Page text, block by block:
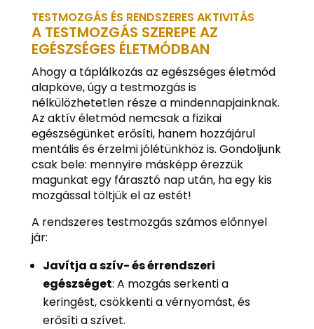
TESTMOZGÁS ÉS RENDSZERES AKTIVITÁS
A TESTMOZGÁS SZEREPE AZ
EGÉSZSÉGES ÉLETMÓDBAN
Ahogy a táplálkozás az egészséges életmód
alapköve, úgy a testmozgás is
nélkülözhetetlen része a mindennapjainknak.
Az aktív életmód nemcsak a fizikai
egészségünket erősíti, hanem hozzájárul
mentális és érzelmi jólétünkhöz is. Gondoljunk
csak bele: mennyire másképp érezzük
magunkat egy fárasztó nap után, ha egy kis
mozgással töltjük el az estét!
A rendszeres testmozgás számos előnnyel
jár:
Javítja a szív- és érrendszeri
egészséget: A mozgás serkenti a
keringést, csökkenti a vérnyomást, és
erősíti a szívet.